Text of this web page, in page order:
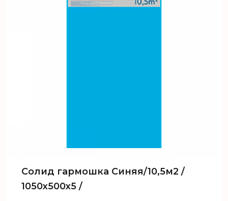
Солид гармошка Синяя/10,5м2 /
1050х500х5 /